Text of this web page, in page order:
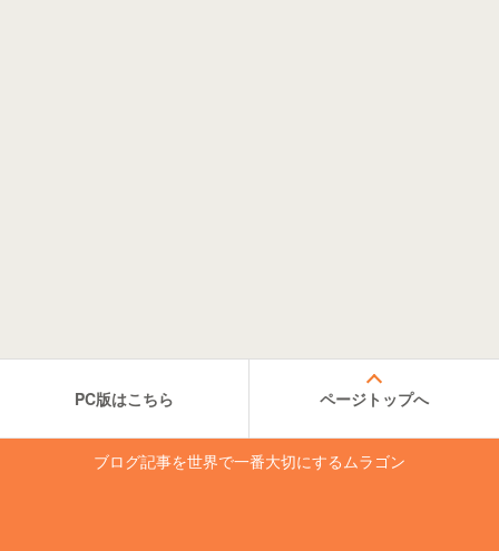
PC版はこちら ページトップへ
ブログ記事を世界で一番大切にするムラゴン